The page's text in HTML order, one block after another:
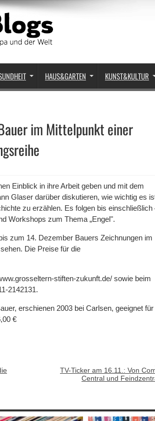
HAUS&GARTEN KUNST&KULTUR
im Mittelpunkt einer
Einblick in ihre Arbeit geben und mit dem
Glaser darüber diskutieren, wie wichtig es
zu erzählen. Es folgen bis einschließlich
Workshops zum Thema „Engel".
zum 14. Dezember Bauers Zeichnungen im
Die Preise für die
stiften-zukunft.de/ sowie beim
2142131.
erschienen 2003 bei Carlsen, geeignet für
€
TV-Ticker am 16.11.: Von
Central und